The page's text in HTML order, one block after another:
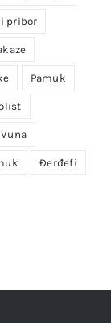
pribor
Pamuk
Vuna
Đerđefi